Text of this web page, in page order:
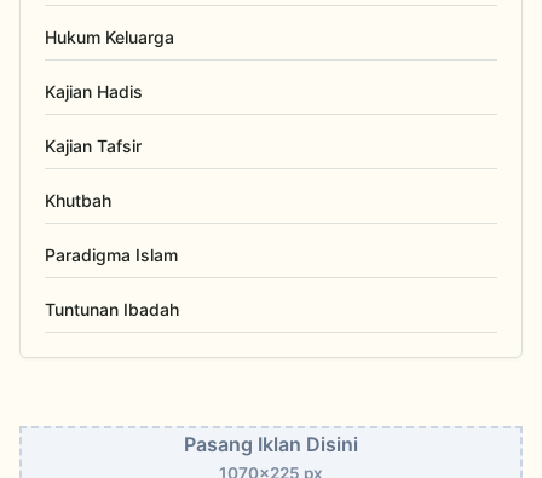
Hukum Keluarga
Kajian Hadis
Kajian Tafsir
Khutbah
Paradigma Islam
Tuntunan Ibadah
Pasang Iklan Disini
1070x225 px